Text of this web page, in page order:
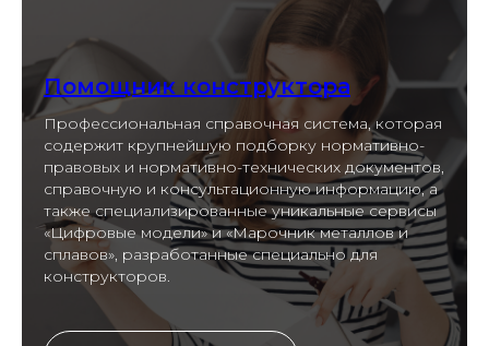
Помощник конструктора
Профессиональная справочная система, которая
содержит крупнейшую подборку нормативно-
правовых и нормативно-технических документов,
справочную и консультационную информацию, а
также специализированные уникальные сервисы
«Цифровые модели» и «Марочник металлов и
сплавов», разработанные специально для
конструкторов.